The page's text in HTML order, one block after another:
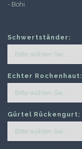
- Bohi
Schwertständer:
Echter Rochenhaut:
Gürtel Rückengurt: